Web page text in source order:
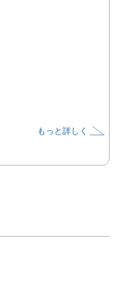
もっと詳しく